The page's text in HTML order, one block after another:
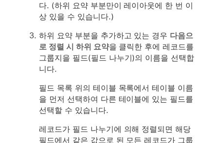
다. (하위 요약 부분만이 레이아웃에 한 번 이
상 있을 수 있습니다.)
하위 요약 부분을 추가하고 있는 경우 다음으
로 정렬 시 하위 요약을 클릭한 후에 레코드를
그룹지을 필드(필드 나누기)의 이름을 선택합
니다.
필드 목록 위의 테이블 목록에서 테이블 이름
을 먼저 선택하여 다른 테이블에 있는 필드를
선택할 수 있습니다.
레코드가 필드 나누기에 의해 정렬되면 해당
필드에서 같은 값으로 된 모든 레코드가 그룹